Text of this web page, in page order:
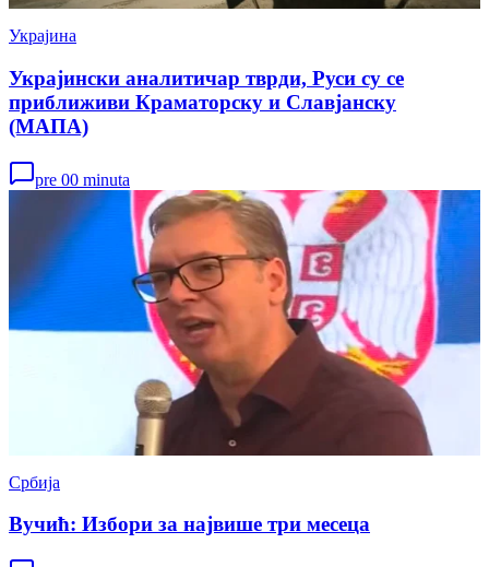
Украјина
Украјински аналитичар тврди, Руси су се
приближиви Краматорску и Славјанску
(МАПА)
pre 00 minuta
Србија
Вучић: Избори за највише три месеца